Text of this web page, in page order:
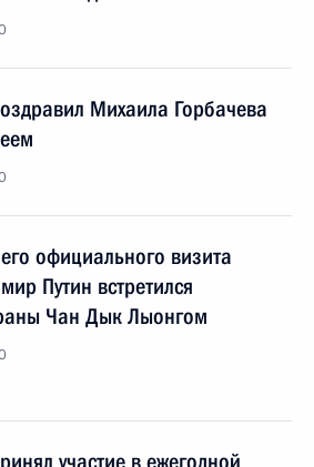
Михаила Горбачева
официального визита
Путин встретился
Чан Дык Лыонгом
участие в ежегодной